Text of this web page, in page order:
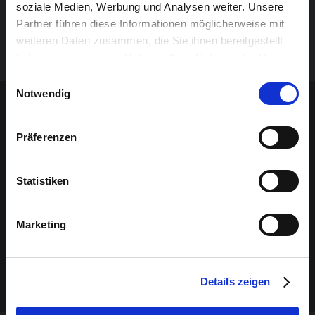
soziale Medien, Werbung und Analysen weiter. Unsere
Partner führen diese Informationen möglicherweise mit
weiteren Daten zusammen, die Sie ihnen bereitgestellt
Notwendig
Präferenzen
Statistiken
Marketing
Details zeigen
Quebec City) und 2018 auf den Magdalenen-Inseln.
Nach einer kleinen Pause, widmen sie sich 2020 der
Entstehung Ihres ersten Albums.